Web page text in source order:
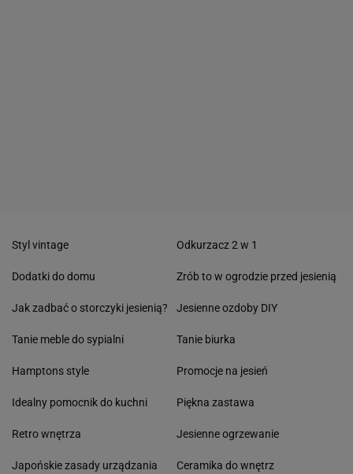
Styl vintage
Dodatki do domu
Jak zadbać o storczyki jesienią?
Tanie meble do sypialni
Hamptons style
Idealny pomocnik do kuchni
Retro wnętrza
Japońskie zasady urządzania
Odkurzacz 2 w 1
Zrób to w ogrodzie przed jesienią
Jesienne ozdoby DIY
Tanie biurka
Promocje na jesień
Piękna zastawa
Jesienne ogrzewanie
Ceramika do wnętrz